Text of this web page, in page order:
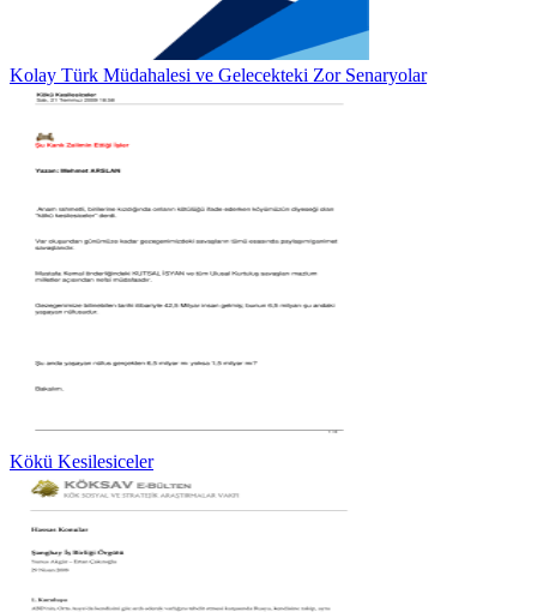
Kolay Türk Müdahalesi ve Gelecekteki Zor Senaryolar
Kökü Kesilesiceler